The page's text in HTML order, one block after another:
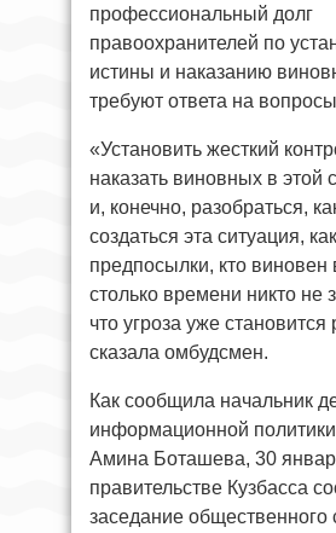
профессиональный долг
правоохранителей по
истины и наказанию
требуют ответа на
«Установить жесткий
наказать виновных в этой
и, конечно, разобраться,
создаться эта ситуация,
предпосылки, кто виновен
столько времени никто не
что угроза уже
сказала омбудсмен.
Как сообщила начальник
информационной
Амина Боташева, 30
правительстве Кузбасса
заседание общественного